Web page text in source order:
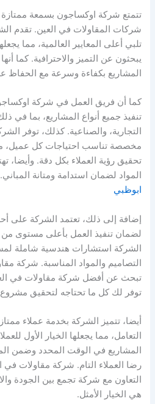
تتمتع شركة اوكساجون بسمعة
شركات المقاولات في العين. تقدم
تلبي أعلى المعايير العالمية، مما
يبحثون عن التميز والاحترافية. كما
المشاريع بكفاءة وسرعة مع الحفاظ
كما أن فريق العمل في شركة
تنفيذ جميع أنواع المشاريع، بما في
التجارية، والصناعية. كذلك، توفر
مخصصة تناسب احتياجات كل عميل،
تحقيق رؤية العملاء بكل دقة. وأيضا،
المواد لضمان استدامة ومتانة
ابوظبي
إضافة إلى ذلك، تعتمد الشركة على
لضمان تنفيذ العمل بأعلى مستوى من
الشركة استشارات هندسية شاملة
التصاميم والمواد المناسبة. شركة
تبحث عن أفضل شركة مقاولات في
توفر لك كل ما تحتاجه لتحقيق
أيضا، تتميز الشركة بخدمة عملاء
التعامل، مما يجعلها الخيار الأول
المشاريع في الوقت المحدد وضمن
رضا العملاء التام. شركة مقاولات
التعاون مع شركة تجمع بين الجودة
هي الخيار الأمثل.